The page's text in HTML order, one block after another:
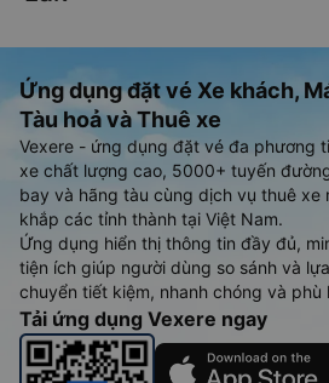
Ứng dụng đặt vé Xe khách,
Tàu hoả và Thuê xe
Vexere - ứng dụng đặt vé đa phương
xe chất lượng cao, 5000+ tuyến
bay và hãng tàu cùng dịch vụ thuê xe
khắp các tỉnh thành tại Việt Nam.
Ứng dụng hiển thị thông tin đầy đủ,
tiện ích giúp người dùng so sánh và
chuyển tiết kiệm, nhanh chóng và phù
Tải ứng dụng Vexere ngay